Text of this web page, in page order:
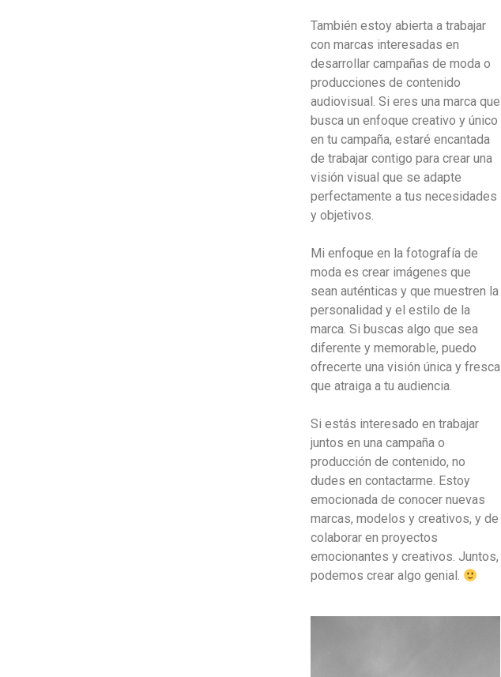
También estoy abierta a trabajar
con marcas interesadas en
desarrollar campañas de moda o
producciones de contenido
audiovisual. Si eres una marca que
busca un enfoque creativo y único
en tu campaña, estaré encantada
de trabajar contigo para crear una
visión visual que se adapte
perfectamente a tus necesidades
y objetivos.
Mi enfoque en la fotografía de
moda es crear imágenes que
sean auténticas y que muestren la
personalidad y el estilo de la
marca. Si buscas algo que sea
diferente y memorable, puedo
ofrecerte una visión única y fresca
que atraiga a tu audiencia.
Si estás interesado en trabajar
juntos en una campaña o
producción de contenido, no
dudes en contactarme. Estoy
emocionada de conocer nuevas
marcas, modelos y creativos, y de
colaborar en proyectos
emocionantes y creativos. Juntos,
podemos crear algo genial.